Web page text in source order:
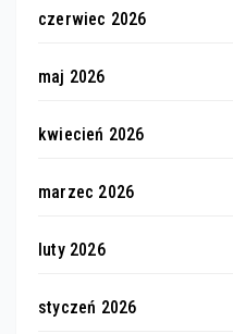
czerwiec 2026
maj 2026
kwiecień 2026
marzec 2026
luty 2026
styczeń 2026